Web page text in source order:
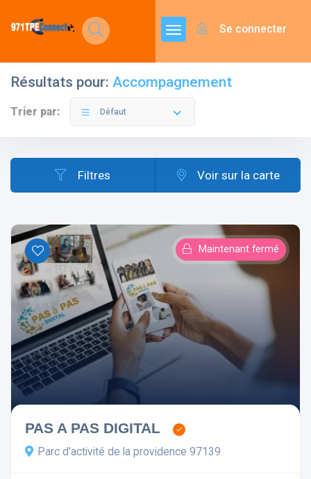
Se connecter
Résultats pour: Accompagnement
Trier par: Défaut
Filtres Voir sur la carte
Maintenant fermé
PAS A PAS DIGITAL
Parc d'activité de la providence 97139